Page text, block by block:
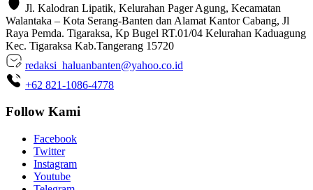
Jl. Kalodran Lipatik, Kelurahan Pager Agung, Kecamatan
Walantaka – Kota Serang-Banten dan Alamat Kantor Cabang, Jl
Raya Pemda. Tigaraksa, Kp Bugel RT.01/04 Kelurahan Kaduagung
Kec. Tigaraksa Kab.Tangerang 15720
redaksi_haluanbanten@yahoo.co.id
+62 821-1086-4778
Follow Kami
Facebook
Twitter
Instagram
Youtube